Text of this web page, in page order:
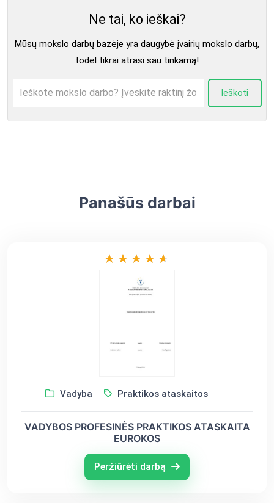
Ne tai, ko ieškai?
Mūsų mokslo darbų bazėje yra daugybė įvairių mokslo darbų,
todėl tikrai atrasi sau tinkamą!
Ieškoti
Panašūs darbai
Vadyba Praktikos ataskaitos
VADYBOS PROFESINĖS PRAKTIKOS ATASKAITA
EUROKOS
Peržiūrėti darbą